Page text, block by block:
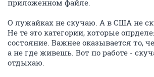
приложенном файле.
О лужайках не скучаю. А в США не
Не те это категории, которые
состояние. Важнее оказывается то,
а не где живешь. Вот по работе -
отдыхаю.